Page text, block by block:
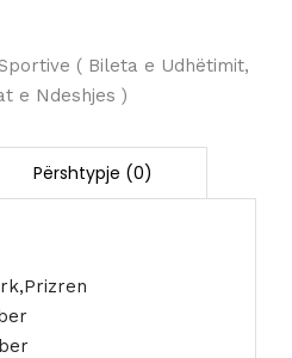
( Bileta e Udhëtimit,
e Ndeshjes )